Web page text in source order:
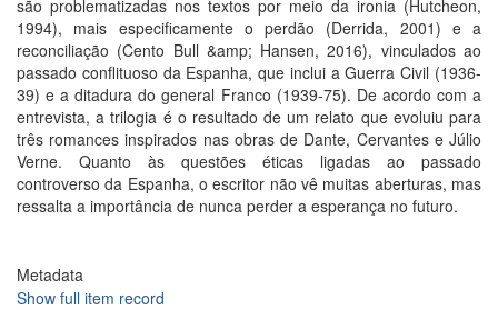
são problematizadas nos textos por meio da ironia (Hutcheon,
1994), mais especificamente o perdão (Derrida, 2001) e a
reconciliação (Cento Bull &amp; Hansen, 2016), vinculados ao
passado conflituoso da Espanha, que inclui a Guerra Civil (1936-
39) e a ditadura do general Franco (1939-75). De acordo com a
entrevista, a trilogia é o resultado de um relato que evoluiu para
três romances inspirados nas obras de Dante, Cervantes e Júlio
Verne. Quanto às questões éticas ligadas ao passado
controverso da Espanha, o escritor não vê muitas aberturas, mas
ressalta a importância de nunca perder a esperança no futuro.
Metadata
Show full item record